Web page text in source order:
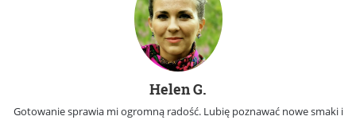
Helen G.
Gotowanie sprawia mi ogromną radość. Lubię poznawać nowe smaki i